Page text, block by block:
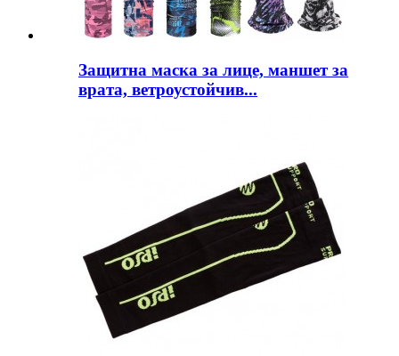
Защитна маска за лице, маншет за
врата, ветроустойчив...